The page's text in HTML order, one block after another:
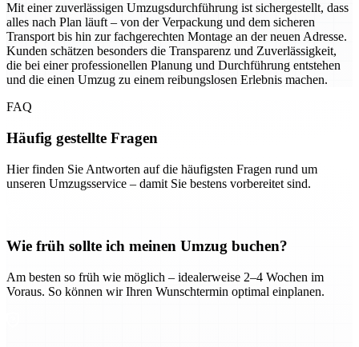
Mit einer zuverlässigen Umzugsdurchführung ist sichergestellt, dass
alles nach Plan läuft – von der Verpackung und dem sicheren
Transport bis hin zur fachgerechten Montage an der neuen Adresse.
Kunden schätzen besonders die Transparenz und Zuverlässigkeit,
die bei einer professionellen Planung und Durchführung entstehen
und die einen Umzug zu einem reibungslosen Erlebnis machen.
FAQ
Häufig gestellte Fragen
Hier finden Sie Antworten auf die häufigsten Fragen rund um
unseren Umzugsservice – damit Sie bestens vorbereitet sind.
Wie früh sollte ich meinen Umzug buchen?
Am besten so früh wie möglich – idealerweise 2–4 Wochen im
Voraus. So können wir Ihren Wunschtermin optimal einplanen.